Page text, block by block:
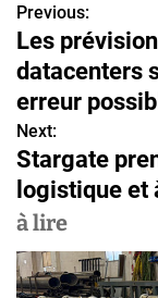
N
a
v
i
g
a
t
Previous:
Les
datacenters
erreur
Next:
Stargate
logistique et
à lire